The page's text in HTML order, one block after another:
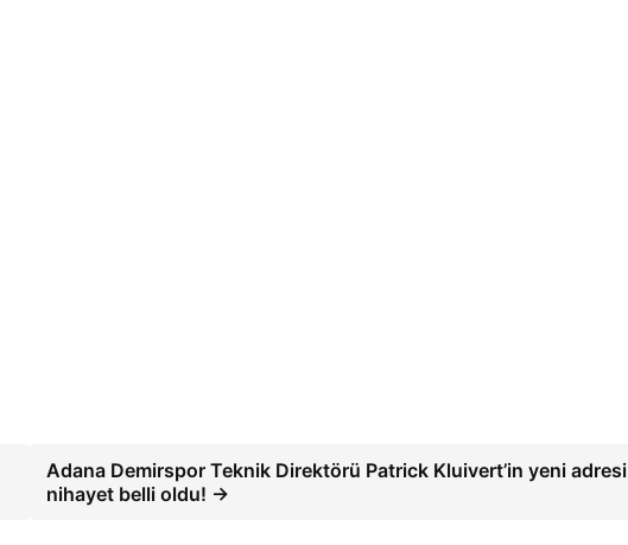
Adana Demirspor Teknik Direktörü Patrick Kluivert’in yeni adresi
nihayet belli oldu! →